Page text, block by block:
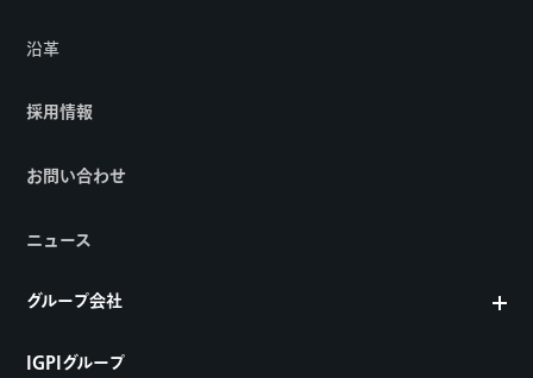
沿革
採用情報
お問い合わせ
ニュース
グループ会社
IGPIグループ